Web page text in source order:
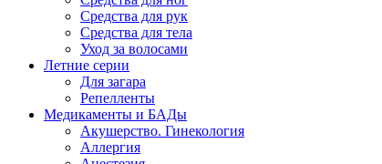
Средства для рук
Средства для тела
Уход за волосами
Летние серии
Для загара
Репелленты
Медикаменты и БАДы
Акушерство. Гинекология
Аллергия